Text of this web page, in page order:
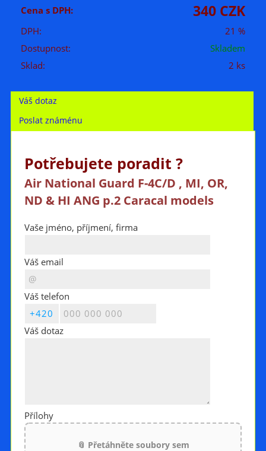
Cena s DPH:
340 CZK
DPH:
21 %
Dostupnost:
Skladem
Sklad:
2 ks
Váš dotaz
Poslat známénu
Potřebujete poradit ?
Air National Guard F-4C/D , MI, OR,
ND & HI ANG p.2 Caracal models
Vaše jméno, příjmení, firma
Váš email
Váš telefon
Váš dotaz
Přílohy
📎 Přetáhněte soubory sem